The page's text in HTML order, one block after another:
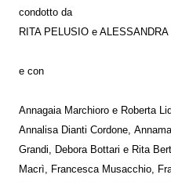
condotto da
RITA PELUSIO e
e con
Annagaia Marchioro e Roberta
Annalisa Dianti Cordone,
Grandi, Debora Bottari e Rita
Macrì, Francesca Musacchio,